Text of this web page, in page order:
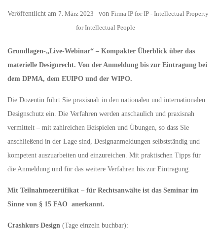
Veröffentlicht am 7. März 2023 von Firma IP for IP - Intellectual Property
for Intellectual People
Grundlagen-„Live-Webinar“ – Kompakter Überblick über das
materielle Designrecht. Von der Anmeldung bis zur Eintragung bei
dem DPMA, dem EUIPO und der WIPO.
Die Dozentin führt Sie praxisnah in den nationalen und internationalen
Designschutz ein. Die Verfahren werden anschaulich und praxisnah
vermittelt – mit zahlreichen Beispielen und Übungen, so dass Sie
anschließend in der Lage sind, Designanmeldungen selbstständig und
kompetent auszuarbeiten und einzureichen. Mit praktischen Tipps für
die Anmeldung und für das weitere Verfahren bis zur Eintragung.
Mit Teilnahmezertifikat – für Rechtsanwälte ist das Seminar im
Sinne von § 15 FAO anerkannt.
Crashkurs Design (Tage einzeln buchbar):